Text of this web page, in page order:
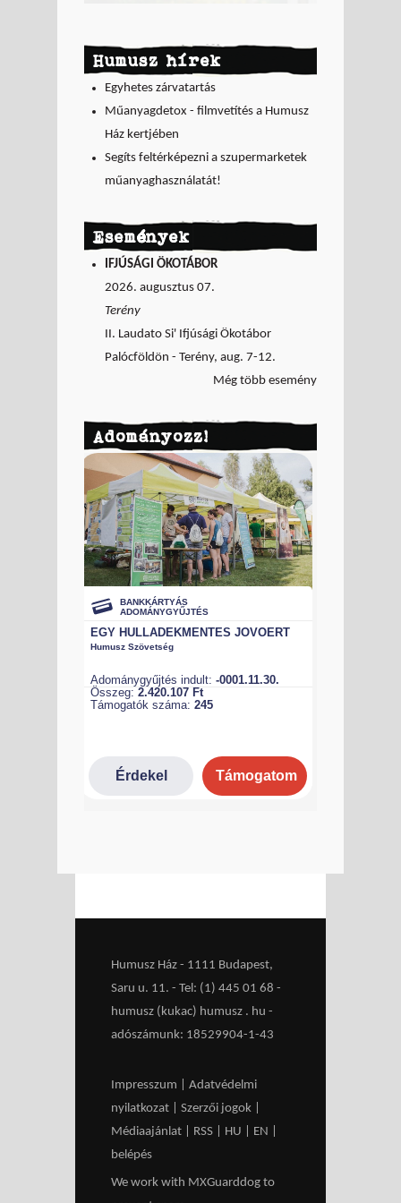
Humusz hírek
Egyhetes zárvatartás
Műanyagdetox - filmvetítés a Humusz
Ház kertjében
Segíts feltérképezni a szupermarketek
műanyaghasználatát!
Események
IFJÚSÁGI ÖKOTÁBOR
2026. augusztus 07.
Terény
II. Laudato Si' Ifjúsági Ökotábor
Palócföldön - Terény, aug. 7-12.
Még több esemény
Adományozz!
Humusz Ház - 1111 Budapest,
Saru u. 11. - Tel: (1) 445 01 68 -
humusz (kukac) humusz . hu -
adószámunk: 18529904-1-43
Impresszum
Adatvédelmi
nyilatkozat
Szerzői jogok
Médiaajánlat
RSS HU EN
belépés
We work with MXGuarddog to